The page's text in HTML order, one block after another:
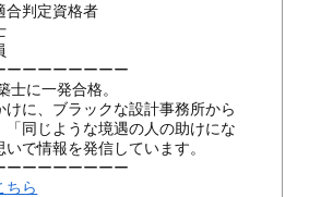
判定資格者
ーーーーーーーー
士に一発合格。
けに、ブラックな設計事務所から
「同じような境遇の人の助けにな
いで情報を発信しています。
ーーーーーーーー
ちら